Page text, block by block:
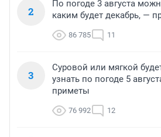
2
По погоде 3 августа
каким будет декабрь, —
86 785 11
3
Суровой или мягкой
узнать по погоде 5
приметы
76 992 12